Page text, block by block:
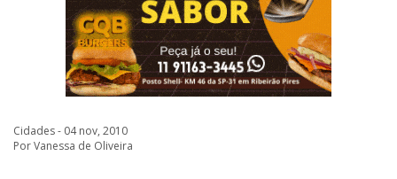
Cidades - 04 nov, 2010
Por Vanessa de Oliveira